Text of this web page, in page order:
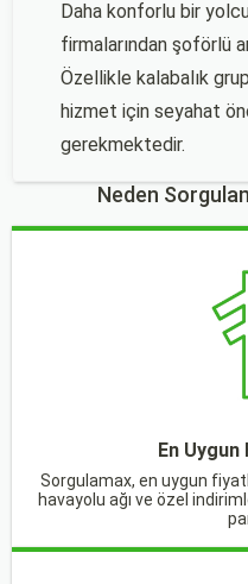
Daha konforlu bir
firmalarından şoförlü
Özellikle kalabalık
hizmet için seyahat
gerekmektedir.
Neden
En
Sorgulamax, en uygun
havayolu ağı ve özel